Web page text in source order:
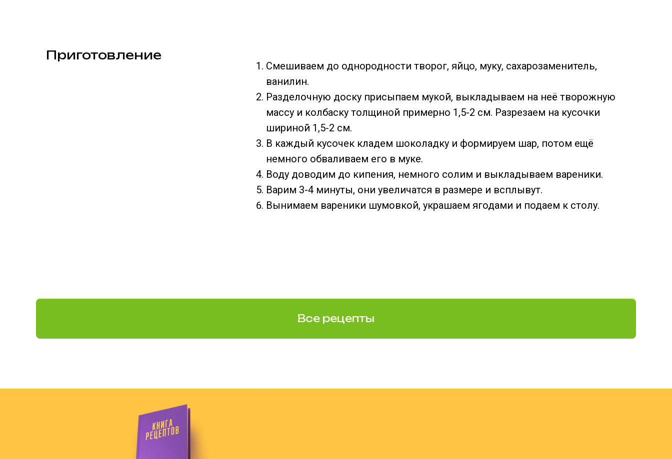
Приготовление
Смешиваем до однородности творог, яйцо, муку, сахарозаменитель,
ванилин.
Разделочную доску присыпаем мукой, выкладываем на неё творожную
массу и колбаску толщиной примерно 1,5-2 см. Разрезаем на кусочки
шириной 1,5-2 см.
В каждый кусочек кладем шоколадку и формируем шар, потом ещё
немного обваливаем его в муке.
Воду доводим до кипения, немного солим и выкладываем вареники.
Варим 3-4 минуты, они увеличатся в размере и всплывут.
Вынимаем вареники шумовкой, украшаем ягодами и подаем к столу.
Все рецепты